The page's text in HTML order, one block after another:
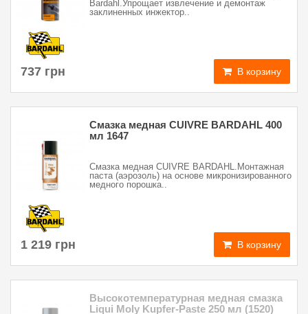
Bardahl.Упрощает извлечение и демонтаж
заклиненных инжектор..
737 грн В корзину
Смазка медная CUIVRE BARDAHL 400
мл 1647
Смазка медная CUIVRE BARDAHL.Монтажная
паста (аэрозоль) на основе микронизированного
медного порошка..
1 219 грн В корзину
Высокотемпературная медная смазка
Liqui Moly Kupfer-Paste 250 мл (1520)